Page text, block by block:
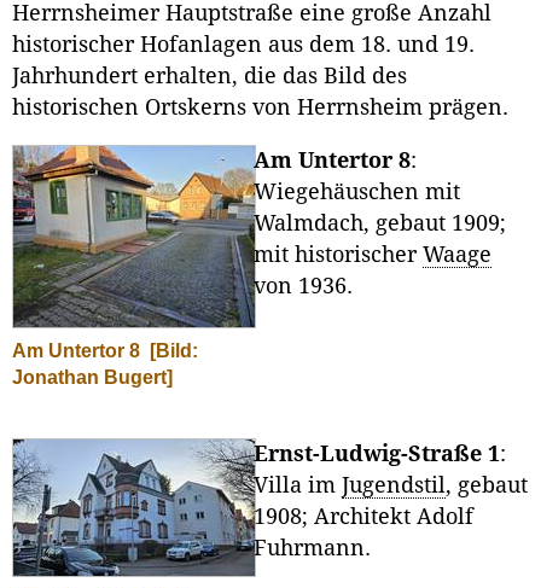
Herrnsheimer Hauptstraße eine große Anzahl
historischer Hofanlagen aus dem 18. und 19.
Jahrhundert erhalten, die das Bild des
historischen Ortskerns von Herrnsheim prägen.
Am Untertor 8
[Bild:
Jonathan Bugert]
Am Untertor 8:
Wiegehäuschen mit
Walmdach, gebaut 1909;
mit historischer Waage
von 1936.
Ernst-Ludwig-Straße 1:
Villa im Jugendstil, gebaut
1908; Architekt Adolf
Fuhrmann.